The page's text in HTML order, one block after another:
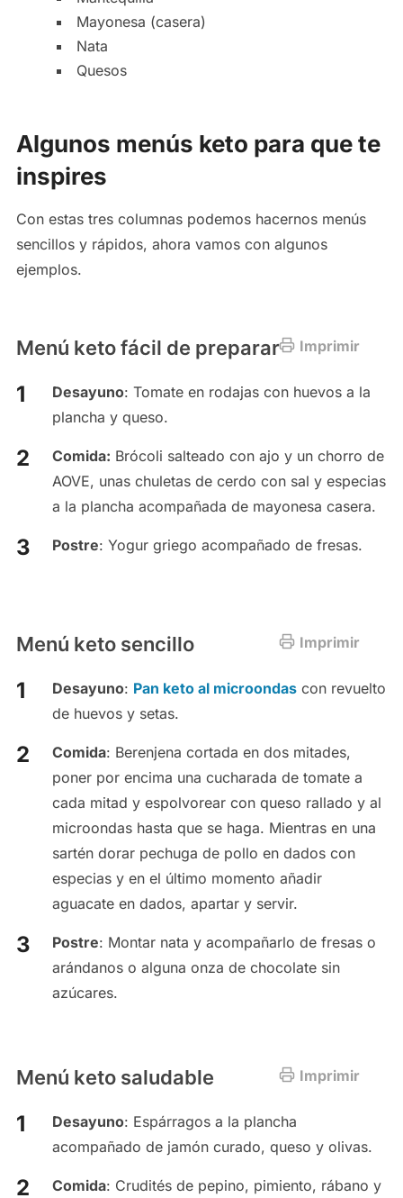
Mayonesa (casera)
Nata
Quesos
Algunos menús keto para que te
inspires
Con estas tres columnas podemos hacernos menús
sencillos y rápidos, ahora vamos con algunos
ejemplos.
Imprimir
Menú keto fácil de preparar
Desayuno: Tomate en rodajas con huevos a la
plancha y queso.
Comida: Brócoli salteado con ajo y un chorro de
AOVE, unas chuletas de cerdo con sal y especias
a la plancha acompañada de mayonesa casera.
Postre: Yogur griego acompañado de fresas.
Imprimir
Menú keto sencillo
Desayuno: Pan keto al microondascon revuelto
de huevos y setas.
Comida: Berenjena cortada en dos mitades,
poner por encima una cucharada de tomate a
cada mitad y espolvorear con queso rallado y al
microondas hasta que se haga. Mientras en una
sartén dorar pechuga de pollo en dados con
especias y en el último momento añadir
aguacate en dados, apartar y servir.
Postre: Montar nata y acompañarlo de fresas o
arándanos o alguna onza de chocolate sin
azúcares.
Imprimir
Menú keto saludable
Desayuno: Espárragos a la plancha
acompañado de jamón curado, queso y olivas.
Comida: Crudités de pepino, pimiento, rábano y